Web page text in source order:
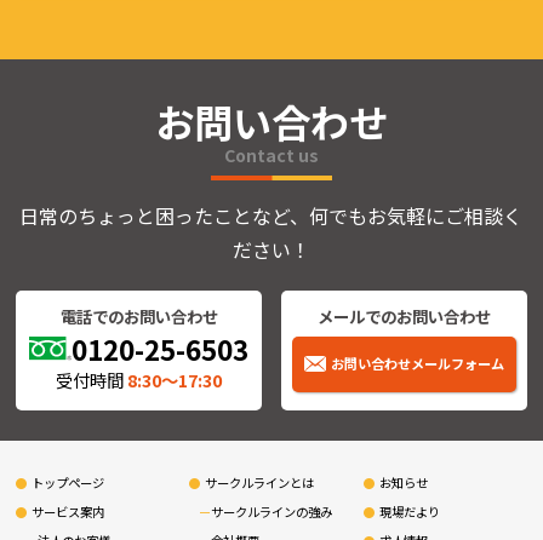
お問い合わせ
Contact us
日常のちょっと困ったことなど、何でもお気軽にご相談く
ださい！
電話でのお問い合わせ
0120-25-6503
受付時間8:30〜17:30
メールでのお問い合わせ
お問い合わせメールフォーム
トップページ
サービス案内
サークルラインとは
サークルラインの強み
お知らせ
現場だより